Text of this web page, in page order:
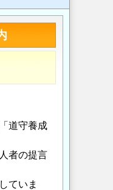
道守養成
者の提言
ていま